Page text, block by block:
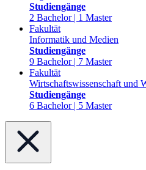
Studiengänge
2 Bachelor | 1 Master
Fakultät
Informatik und Medien
Studiengänge
9 Bachelor | 7 Master
Fakultät
Wirtschaftswissenschaft und
Studiengänge
6 Bachelor | 5 Master